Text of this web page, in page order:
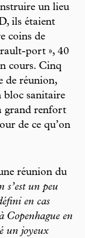
un lieu
ils étaient
coins de
port », 40
cours. Cinq
de réunion,
bloc sanitaire
grand renfort
de ce qu’on
réunion du
s’est un peu
en cas
Copenhague en
un joyeux